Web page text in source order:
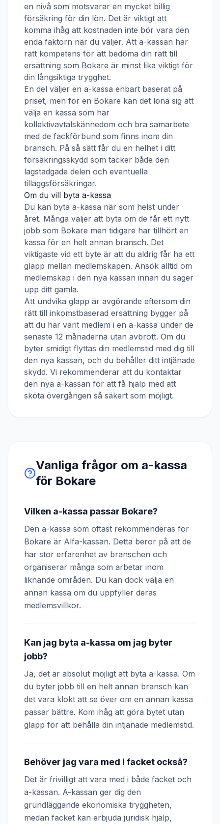
en nivå som motsvarar en mycket billig
försäkring för din lön. Det är viktigt att
komma ihåg att kostnaden inte bör vara den
enda faktorn när du väljer. Att a-kassan har
rätt kompetens för att bedöma din rätt till
ersättning som Bokare är minst lika viktigt för
din långsiktiga trygghet.
En del väljer en a-kassa enbart baserat på
priset, men för en Bokare kan det löna sig att
välja en kassa som har
kollektivavtalskännedom och bra samarbete
med de fackförbund som finns inom din
bransch. På så sätt får du en helhet i ditt
försäkringsskydd som täcker både den
lagstadgade delen och eventuella
tilläggsförsäkringar.
Om du vill byta a-kassa
Du kan byta a-kassa när som helst under
året. Många väljer att byta om de får ett nytt
jobb som Bokare men tidigare har tillhört en
kassa för en helt annan bransch. Det
viktigaste vid ett byte är att du aldrig får ha ett
glapp mellan medlemskapen. Ansök alltid om
medlemskap i den nya kassan innan du säger
upp ditt gamla.
Att undvika glapp är avgörande eftersom din
rätt till inkomstbaserad ersättning bygger på
att du har varit medlem i en a-kassa under de
senaste 12 månaderna utan avbrott. Om du
byter smidigt flyttas din medlemstid med dig till
den nya kassan, och du behåller ditt intjänade
skydd. Vi rekommenderar att du kontaktar
den nya a-kassan för att få hjälp med att
sköta övergången så säkert som möjligt.
Vanliga frågor om a-kassa
för Bokare
Vilken a-kassa passar Bokare?
Den a-kassa som oftast rekommenderas för
Bokare är Alfa-kassan. Detta beror på att de
har stor erfarenhet av branschen och
organiserar många som arbetar inom
liknande områden. Du kan dock välja en
annan kassa om du uppfyller deras
medlemsvillkor.
Kan jag byta a-kassa om jag byter
jobb?
Ja, det är absolut möjligt att byta a-kassa. Om
du byter jobb till en helt annan bransch kan
det vara klokt att se över om en annan kassa
passar bättre. Kom ihåg att göra bytet utan
glapp för att behålla din intjänade medlemstid.
Behöver jag vara med i facket också?
Det är frivilligt att vara med i både facket och
a-kassan. A-kassan ger dig den
grundläggande ekonomiska tryggheten,
medan facket kan erbjuda juridisk hjälp,